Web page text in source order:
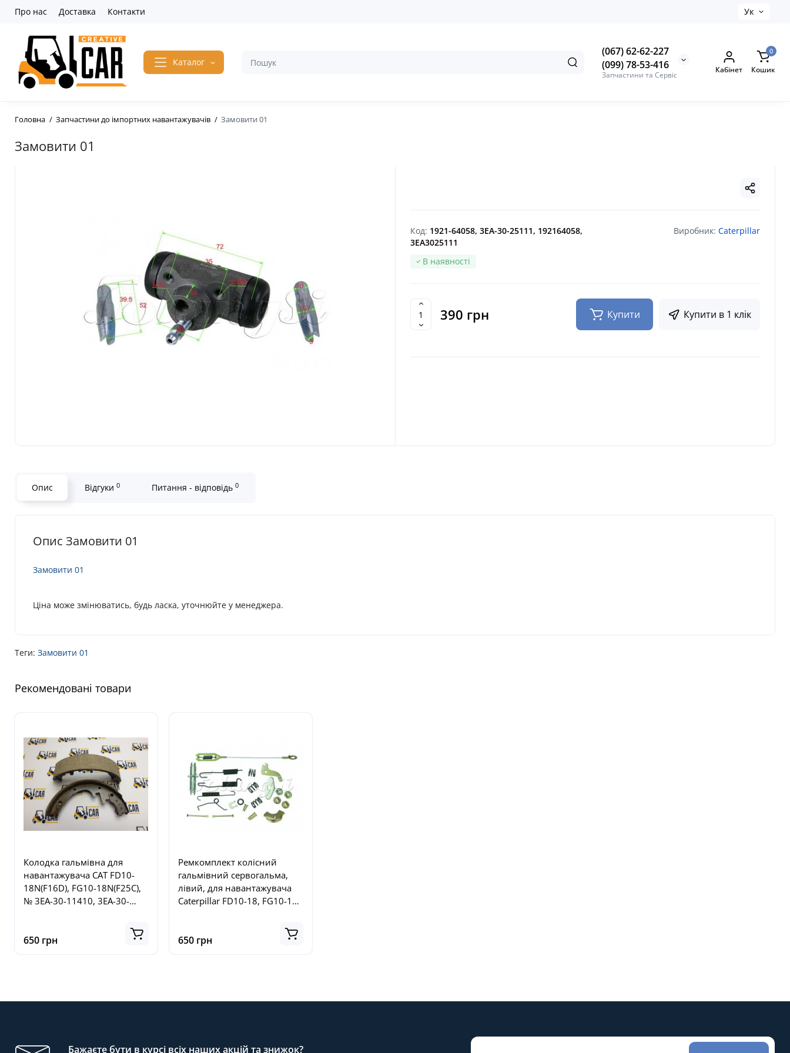
Про нас Доставка Контакти Ук
Каталог
(067) 62-62-227
(099) 78-53-416
Запчастини та Сервіс Кабінет
0
Кошик
Головна Запчастини до імпортних навантажувачів Замовити 01
Замовити 01
Код: 1921-64058, 3EA-30-25111, 192164058,
3EA3025111
Виробник: Caterpillar
В наявності
390 грн Купити Купити в 1 клік
Опис Відгуки 0 Питання - відповідь 0
Опис Замовити 01
Замовити 01
Ціна може змінюватись, будь ласка, уточнюйте у менеджера.
Теги: Замовити 01
Рекомендовані товари
Колодка гальмівна для
навантажувача CAT FD10-
18N(F16D), FG10-18N(F25C),
№ 3EA-30-11410, 3EA-30-
650 грн
Ремкомплект колісний
гальмівний сервогальма,
лівий, для навантажувача
Caterpillar FD10-18, FG10-18,
650 грн
Бажаєте бути в курсі всіх наших акцій та знижок?